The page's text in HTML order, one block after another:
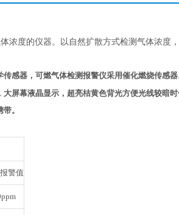
浓度的仪器。以自然扩散方式检测气体浓度
感器，可燃气体检测报警仪采用催化燃烧传感
屏幕液晶显示，超亮桔黄色背光方便光线较暗
。
警值